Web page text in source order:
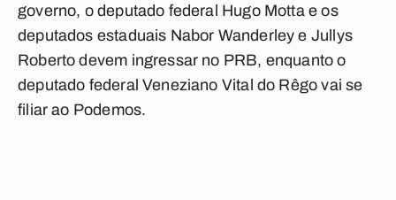
governo, o deputado federal Hugo Motta e os
deputados estaduais Nabor Wanderley e Jullys
Roberto devem ingressar no PRB, enquanto o
deputado federal Veneziano Vital do Rêgo vai se
filiar ao Podemos.